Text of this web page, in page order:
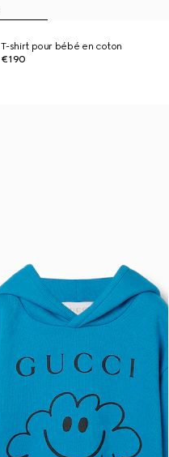
T-shirt pour bébé en coton
€190